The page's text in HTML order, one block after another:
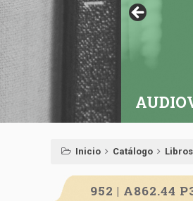
Inicio Catálogo Libros
952 | A862.44